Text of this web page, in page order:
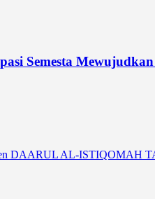
Semesta
DAARUL AL-ISTIQOMAH